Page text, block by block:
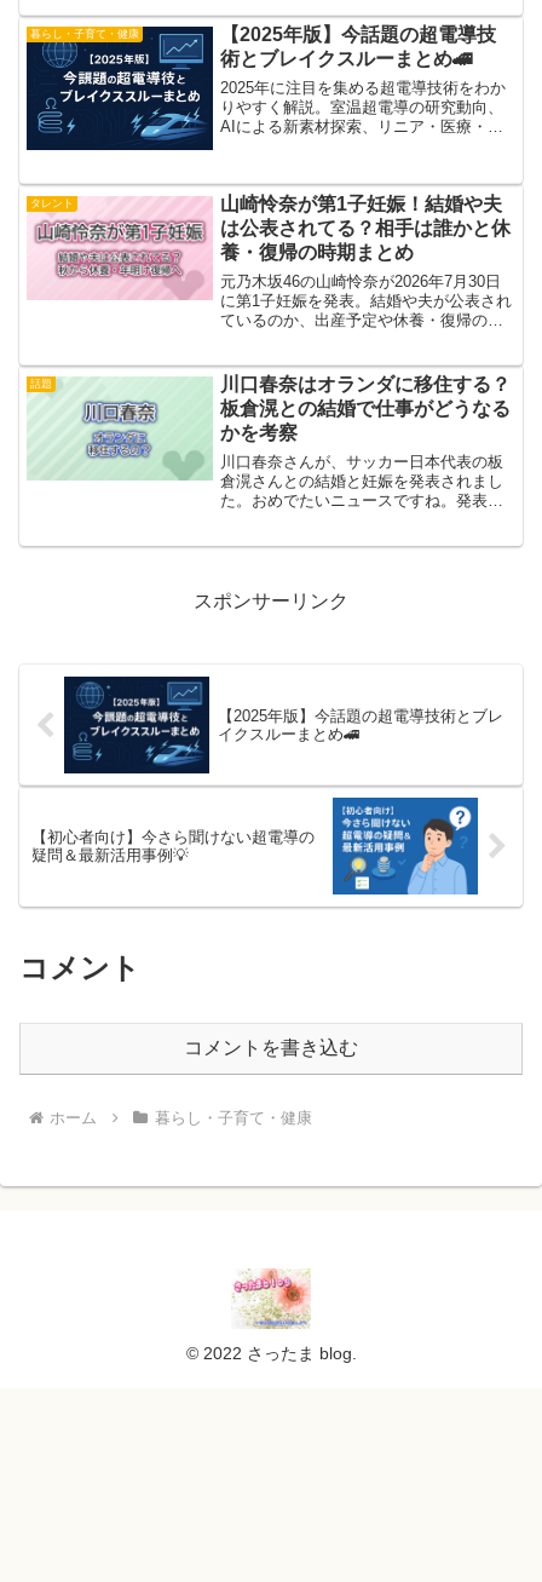
す。川口春奈さんには、2026年10月2日
公開の主演...
暮らし・子育て・健康
【2025年版】今話題の超電導技
術とブレイクスルーまとめ🚄
2025年に注目を集める超電導技術をわか
りやすく解説。室温超電導の研究動向、
AIによる新素材探索、リニア・医療・電
やさしく紹介します。
タレント
山崎怜奈が第1子妊娠！結婚や夫
は公表されてる？相手は誰かと休
養・復帰の時期まとめ
元乃木坂46の山崎怜奈が2026年7月30日
に第1子妊娠を発表。結婚や夫が公表され
ているのか、出産予定や休養・復帰の時
話題
川口春奈はオランダに移住する？
板倉滉との結婚で仕事がどうなる
かを考察
川口春奈さんが、サッカー日本代表の板
倉滉さんとの結婚と妊娠を発表されまし
た。おめでたいニュースですね。発表の
スポンサーリンク
【2025年版】今話題の超電導技術とブレ
イクスルーまとめ🚄
【初心者向け】今さら聞けない超電導の
疑問＆最新活用事例💡
コメント
コメントを書き込む
ホーム 暮らし・子育て・健康
© 2022 さったま blog.